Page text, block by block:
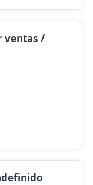
ventas /